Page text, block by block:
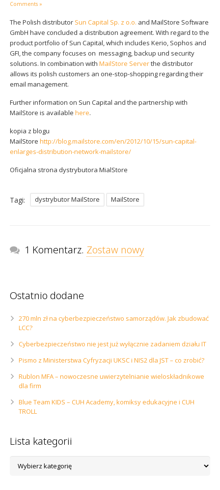
Comments »
The Polish distributor Sun Capital Sp. z o.o. and MailStore Software
GmbH have concluded a distribution agreement. With regard to the
product portfolio of Sun Capital, which includes Kerio, Sophos and
GFI, the company focuses on messaging, backup und security
solutions. In combination with MailStore Serverthe distributor
allows its polish customers an one-stop-shopping regarding their
email management.
Further information on Sun Capital and the partnership with
MailStore is available here.
kopia z blogu
MailStore http://blog.mailstore.com/en/2012/10/15/sun-capital-
enlarges-distribution-network-mailstore/
Oficjalna strona dystrybutora MialStore
Tagi: dystrybutor MailStore MailStore
1 Komentarz. Zostaw nowy
Ostatnio dodane
270 mln zł na cyberbezpieczeństwo samorządów. Jak zbudować
LCC?
Cyberbezpieczeństwo nie jest już wyłącznie zadaniem działu IT
Pismo z Ministerstwa Cyfryzacji UKSC i NIS2 dla JST – co zrobić?
Rublon MFA – nowoczesne uwierzytelnianie wieloskładnikowe
dla firm
Blue Team KIDS – CUH Academy, komiksy edukacyjne i CUH
TROLL
Lista kategorii
kategorii